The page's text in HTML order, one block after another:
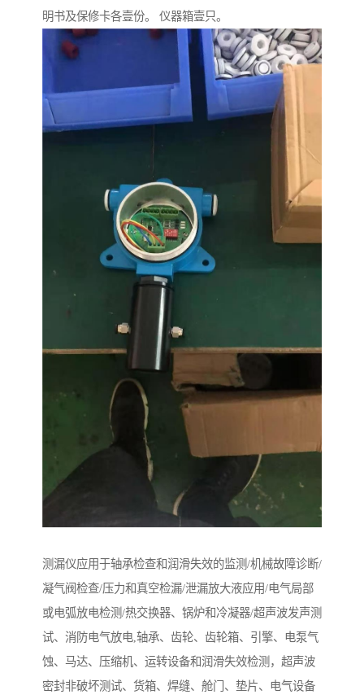
明书及保修卡各壹份。 仪器箱壹只。
测漏仪应用于轴承检查和润滑失效的监测/机械故障诊断/
凝气阀检查/压力和真空检漏/泄漏放大液应用/电气局部
或电弧放电检测/热交换器、锅炉和冷凝器/超声波发声测
试、消防电气放电,轴承、齿轮、齿轮箱、引擎、电泵气
蚀、马达、压缩机、运转设备和润滑失效检测，超声波
密封非破坏测试、货箱、焊缝、舱门、垫片、电气设备